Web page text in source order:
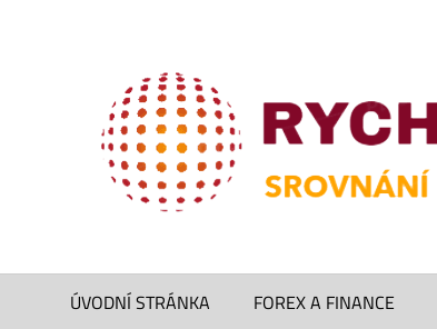
ÚVODNÍ STRÁNKA FOREX A FINANCE